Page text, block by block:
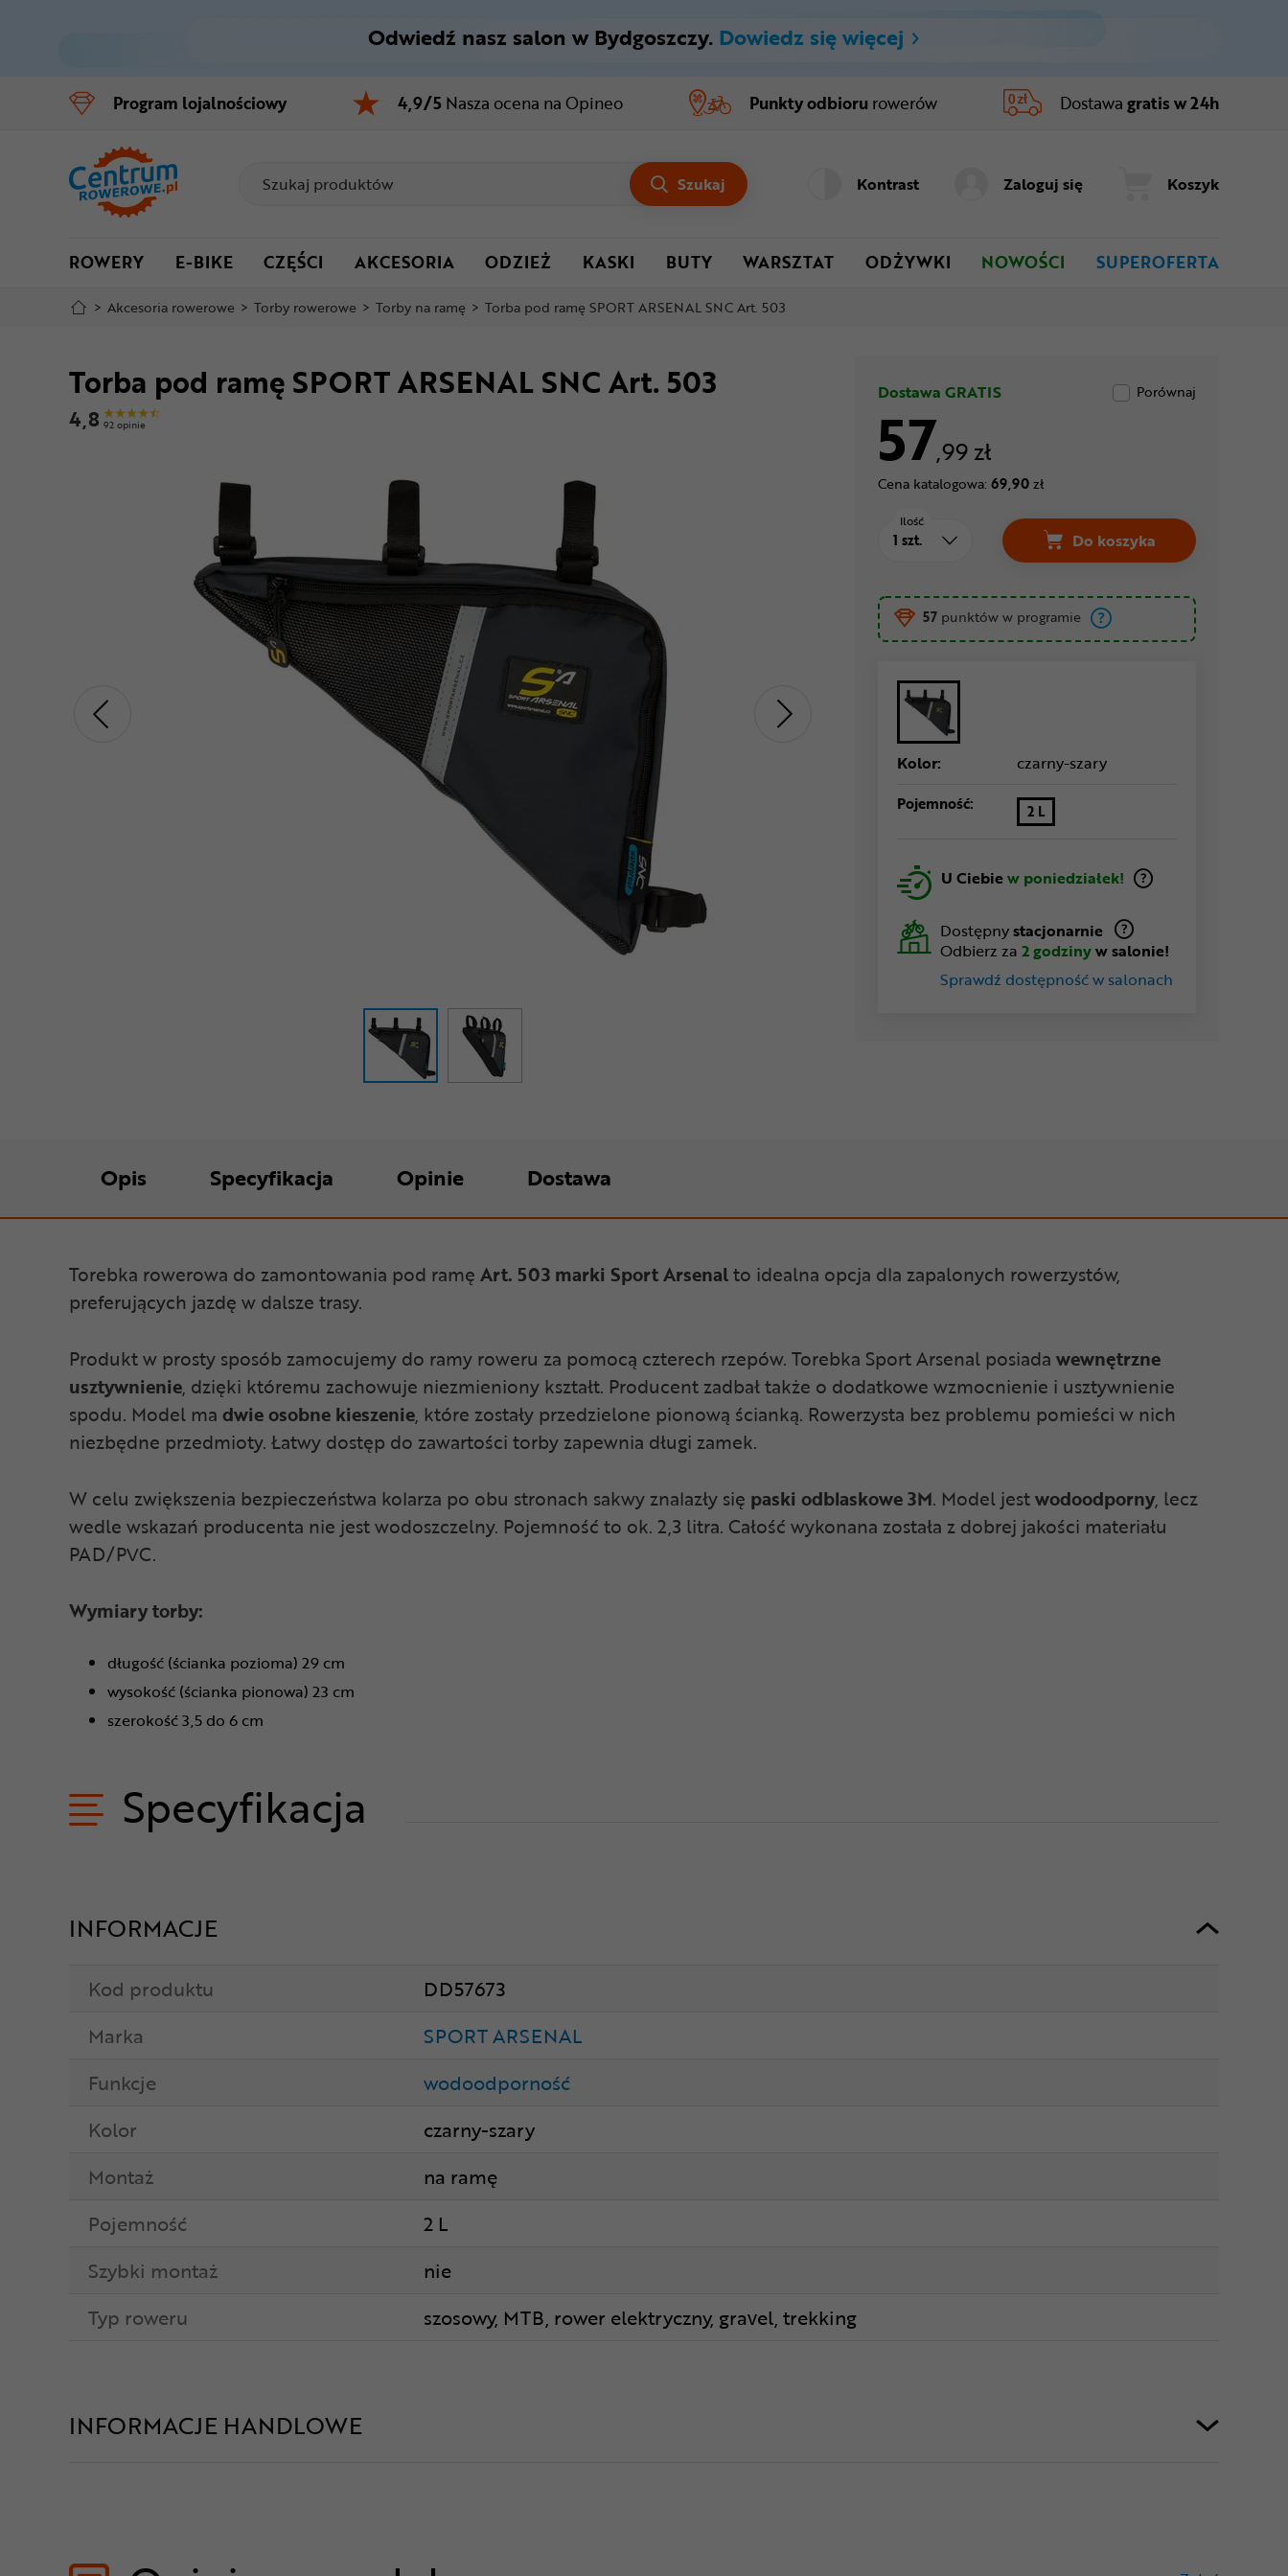
Menu główne
Informacje o produkcie
Do koszyka
Szczegółowe informacje
Mapa strony
Odwiedź nasz salon w Bydgoszczy. Dowiedz się więcej
Program lojalnościowy 4,9/5 Nasza ocena na Opineo Punkty odbioru rowerów Dostawa gratis w 24h
Szukaj Kontrast Zaloguj się Koszyk
ROWERY E-BIKE CZĘŚCI AKCESORIA ODZIEŻ KASKI BUTY WARSZTAT ODŻYWKI NOWOŚCI SUPEROFERTA
> Akcesoria rowerowe > Torby rowerowe > Torby na ramę > Torba pod ramę SPORT ARSENAL SNC Art. 503
Torba pod ramę SPORT ARSENAL SNC Art. 503
4,8 92 opinie
Dostawa GRATIS Porównaj
57,99 zł
Cena katalogowa: 69,90zł
Ilość
Do koszyka
Torba pod ramę SPORT
57 punktów w programie
Kolor: czarny-szary
Pojemność: 2 L
U Ciebiew poniedziałek!
Dostępnystacjonarnie
Odbierz za 2 godzinyw salonie!
Sprawdź dostępność w salonach
Opis Specyfikacja Opinie Dostawa
Torebka rowerowa do zamontowania pod ramę Art. 503 marki Sport Arsenalto idealna opcja dla zapalonych rowerzystów,
preferujących jazdę w dalsze trasy.
Produkt w prosty sposób zamocujemy do ramy roweru za pomocą czterech rzepów. Torebka Sport Arsenal posiada wewnętrzne
usztywnienie, dzięki któremu zachowuje niezmieniony kształt. Producent zadbał także o dodatkowe wzmocnienie i usztywnienie
spodu. Model ma dwie osobne kieszenie, które zostały przedzielone pionową ścianką. Rowerzysta bez problemu pomieści w nich
niezbędne przedmioty. Łatwy dostęp do zawartości torby zapewnia długi zamek.
W celu zwiększenia bezpieczeństwa kolarza po obu stronach sakwy znalazły się paski odblaskowe 3M. Model jestwodoodporny, lecz
wedle wskazań producenta nie jest wodoszczelny. Pojemność to ok. 2,3 litra. Całość wykonana została z dobrej jakości materiału
PAD/PVC.
Wymiary torby:
długość (ścianka pozioma) 29 cm
wysokość (ścianka pionowa) 23 cm
szerokość 3,5 do 6 cm
Specyfikacja
INFORMACJE
Kod produktu
DD57673
Marka
SPORT ARSENAL
Funkcje
wodoodporność
Kolor
czarny-szary
Montaż
na ramę
Pojemność
2 L
Szybki montaż
nie
Typ roweru
szosowy, MTB, rower elektryczny, gravel, trekking
INFORMACJE HANDLOWE